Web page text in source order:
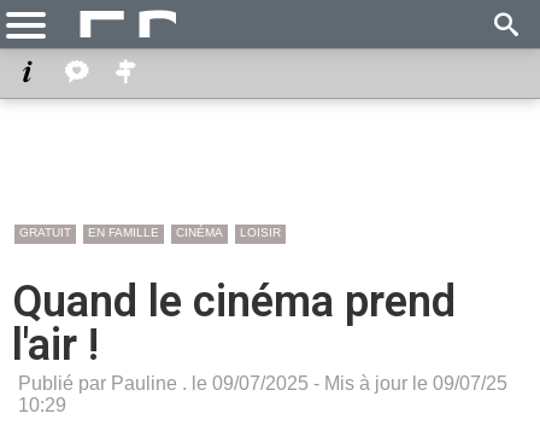
GRATUIT EN FAMILLE CINÉMA LOISIR
Quand le cinéma prend
l'air !
Publié par Pauline . le 09/07/2025 - Mis à jour le 09/07/25
10:29